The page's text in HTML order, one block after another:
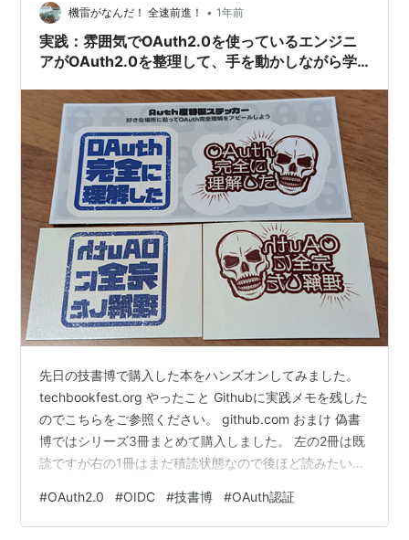
Connect Core 1.0 …
機雷がなんだ！ 全速前進！ • 1年前
実践：雰囲気でOAuth2.0を使っているエンジニ
アがOAuth2.0を整理して、手を動かしながら学
先日の技書博で購入した本をハンズオンしてみました。
techbookfest.org やったこと Githubに実践メモを残した
のでこちらをご参照ください。 github.com おまけ 偽書
博ではシリーズ3冊まとめて購入しました。 左の2冊は既
読ですが右の1冊はまだ積読状態なので後ほど読みたいと
ーもセットでいただきました。どこに貼ればよいのだろ
うか…
#OAuth2.0 #OIDC #技書博 #OAuth認証